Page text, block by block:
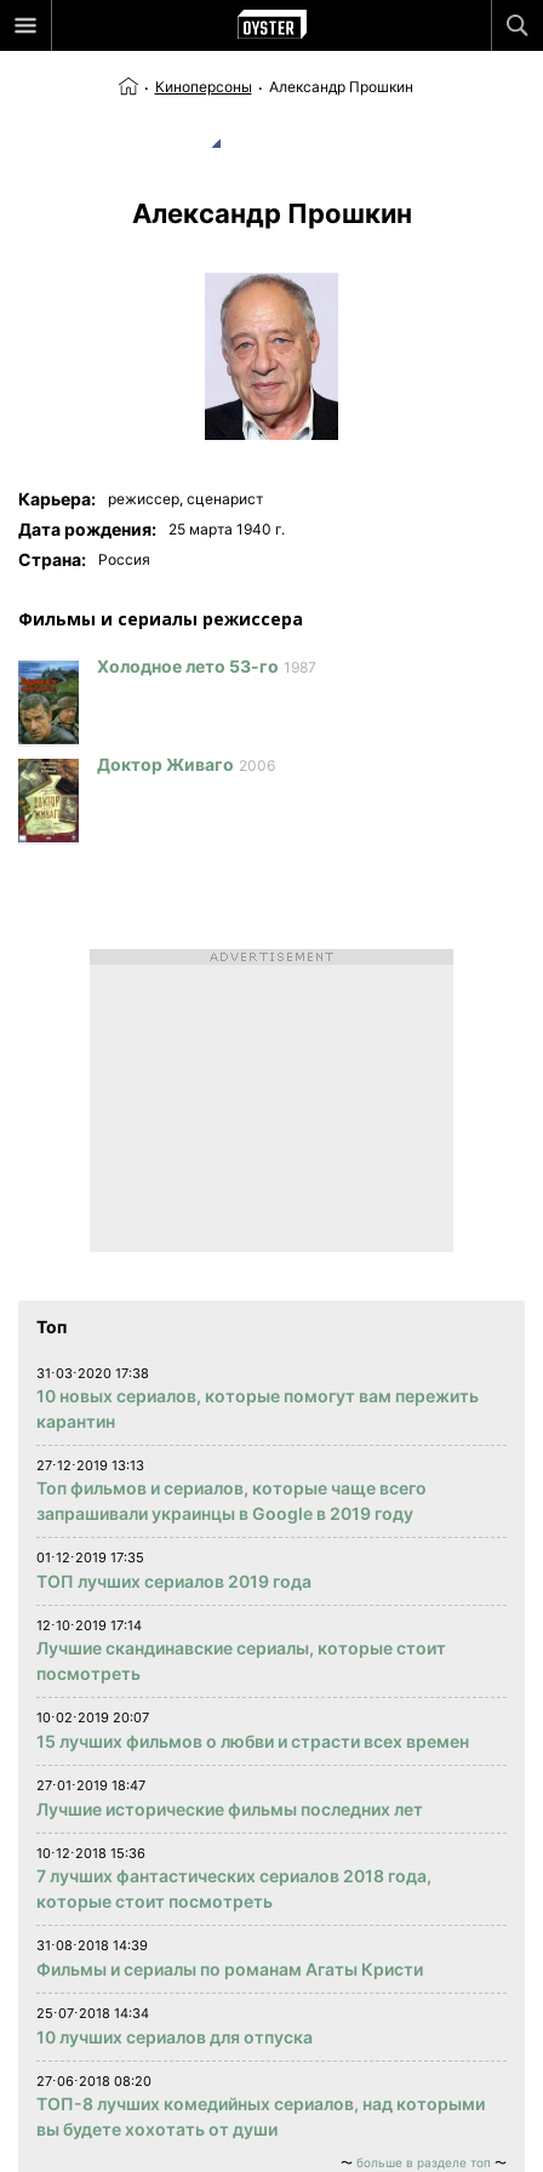
Киноперсоны Александр Прошкин
Александр Прошкин
Карьера: режиссер, сценарист
Дата рождения: 25 мартa 1940 г.
Страна: Россия
Фильмы и сериалы режисcера
Холодное лето 53-го 1987
Доктор Живаго 2006
Топ
31⋅03⋅2020 17:38
10 новых сериалов, которые помогут вам пережить
карантин
27⋅12⋅2019 13:13
Топ фильмов и сериалов, которые чаще всего
запрашивали украинцы в Google в 2019 году
01⋅12⋅2019 17:35
ТОП лучших сериалов 2019 года
12⋅10⋅2019 17:14
Лучшие скандинавские сериалы, которые стоит
посмотреть
10⋅02⋅2019 20:07
15 лучших фильмов о любви и страсти всех времен
27⋅01⋅2019 18:47
Лучшие исторические фильмы последних лет
10⋅12⋅2018 15:36
7 лучших фантастических сериалов 2018 года,
которые стоит посмотреть
31⋅08⋅2018 14:39
Фильмы и сериалы по романам Агаты Кристи
25⋅07⋅2018 14:34
10 лучших сериалов для отпуска
27⋅06⋅2018 08:20
ТОП-8 лучших комедийных сериалов, над которыми
вы будете хохотать от души
больше в разделе топ